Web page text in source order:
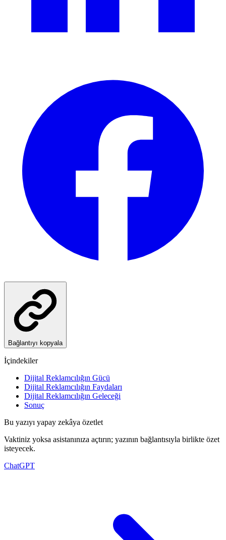
Bağlantıyı kopyala
İçindekiler
Dijital Reklamcılığın Gücü
Dijital Reklamcılığın Faydaları
Dijital Reklamcılığın Geleceği
Sonuç
Bu yazıyı yapay zekâya özetlet
Vaktiniz yoksa asistanınıza açtırın; yazının bağlantısıyla birlikte özet
isteyecek.
ChatGPT